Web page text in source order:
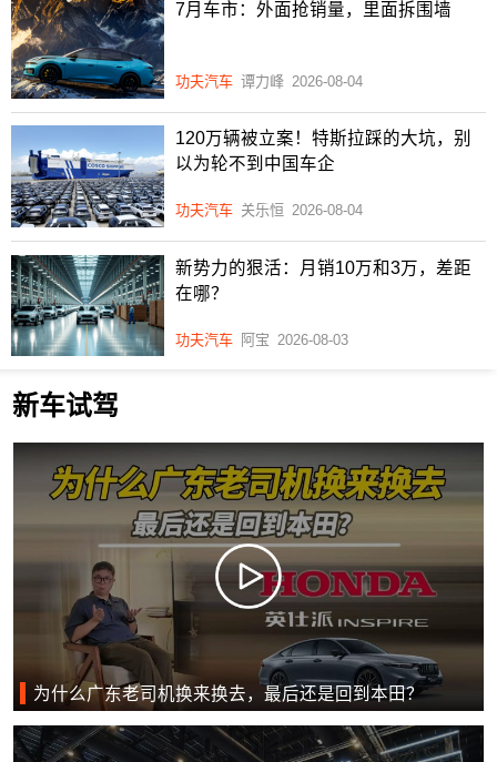
7月车市：外面抢销量，里面拆围墙
功夫汽车 谭力峰 2026-08-04
120万辆被立案！特斯拉踩的大坑，别
以为轮不到中国车企
功夫汽车 关乐恒 2026-08-04
新势力的狠活：月销10万和3万，差距
在哪？
功夫汽车 阿宝 2026-08-03
新车试驾
为什么广东老司机换来换去，最后还是回到本田？